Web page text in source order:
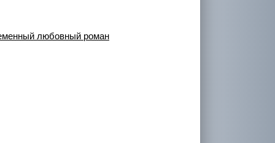
любовный роман